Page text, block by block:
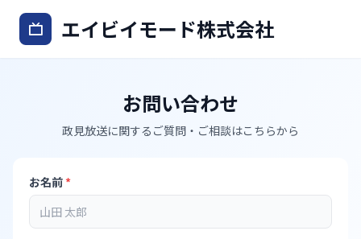
エイビイモード株式会社
お問い合わせ
政見放送に関するご質問・ご相談はこちらから
お名前 *